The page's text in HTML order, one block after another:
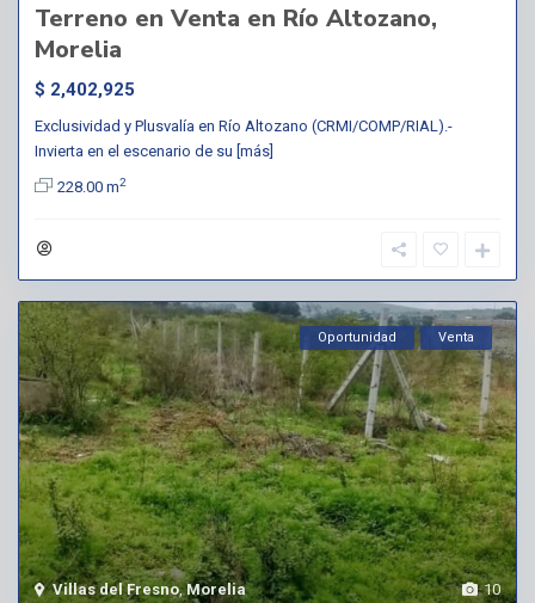
Terreno en Venta en Río Altozano,
Morelia
$ 2,402,925
Exclusividad y Plusvalía en Río Altozano (CRMI/COMP/RIAL).-
Invierta en el escenario de su [más]
228.00 m2
10
Villas del Fresno,Morelia
Oportunidad Venta